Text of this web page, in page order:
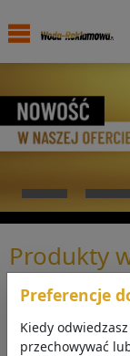
Preferencje
Kiedy
przechowywać
Menu
Produkty
Niestety, ta
Zapraszamy do
kategoriach.